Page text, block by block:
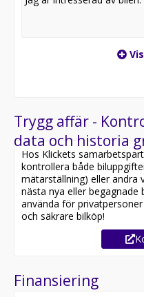
Trygg affär -
data och historia
Hos Klickets
kontrollera både
mätarställning) eller andra
nästa nya eller
använda för
och säkrare bilköp!
Finansiering